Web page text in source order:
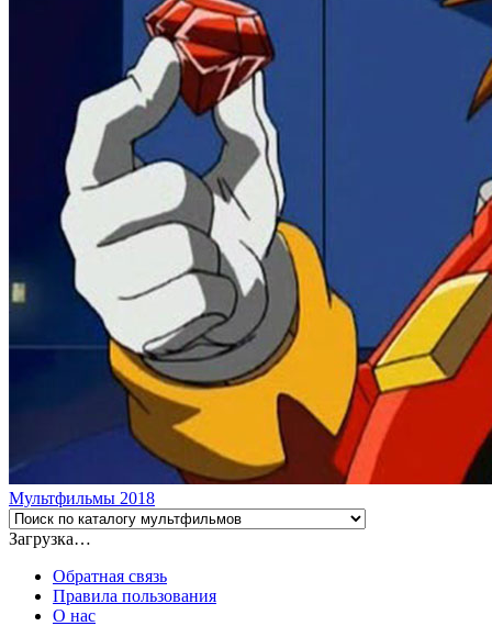
Мультфильмы 2018
Загрузка…
Обратная связь
Правила пользования
О нас